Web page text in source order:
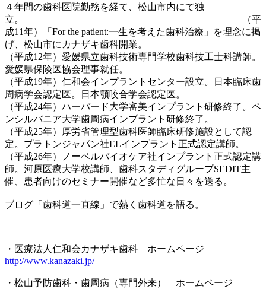
４年間の歯科医院勤務を経て、松山市内にて独
立。 （平
成11年）「For the patient:一生を考えた歯科治療」を理念に掲
げ、松山市にカナザキ歯科開業。
（平成12年）愛媛県立歯科技術専門学校歯科技工士科講師。
愛媛県保険医協会理事就任。
（平成19年）仁和会インプラントセンター設立。日本臨床歯
周病学会認定医。日本顎咬合学会認定医。
（平成24年）ハーバード大学審美インプラント研修終了。ペ
ンシルバニア大学歯周病インプラント研修終了。
（平成25年）厚労省管理型歯科医師臨床研修施設として認
定。プラトンジャパン社ELインプラント正式認定講師。
（平成26年）ノーベルバイオケア社インプラント正式認定講
師。河原医療大学校講師、歯科スタディグループSEDIT主
催、患者向けのセミナー開催など多忙な日々を送る。
ブログ「歯科道一直線」で熱く歯科道を語る。
・医療法人仁和会カナザキ歯科 ホームページ
http://www.kanazaki.jp/
・松山予防歯科・歯周病（専門外来） ホームページ